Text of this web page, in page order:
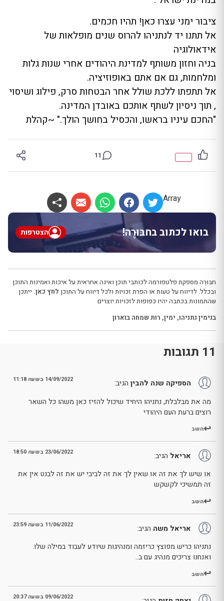
ציבור ימני עצרו כאן! תהיו חכמים.
אל תתנו יד לנתניהו להרוס שנים מופלאות של
אידאולוגיה
בניה וחזון משותף למדינת היהודים אחרי שנות גלות
ומלחמות, גם אם אתם באופוזיציה.
אל תתפתו ללכת שולל אחר הבטחות סרק, פילוג ושיסוי
, תוך ניסיון לשתף אותכם באובדן המדינה.
"החכם עיניו בראשו, והכסיל בחושך הולך." ~קהלת
11
Array
בואו לכתוב בחבּוּרֶה! הצטרפות
חבּוּרֶה מספקת פלטפורמה לכותבי תוכן ואינה אחראית על איכות ואמינות התוכן
ובכלל. לדיווח על טעות או הפרת זכויות ולכל דיווח על התוכן לחץ כאן. ייתכן
שהתמונות בכתבה יהיו כפופות לזכויות יוצרים
בנימין נתניהו, ימין, רות שמחה בוארון
11 תגובות
הספיקה שנה להבין הגיב: 14/09/2022 בשעה 11:18
מה את מבלבלת, נתניהו היחיד שיכול להזיז כאן משהו כל השאר
רוצים ברעת העם היהודי
השב
אריאל הגיב: 23/06/2022 בשעה 18:50
או שיש לך את זה או שאין לך את זה לביבי יש את זה לבנט אין את
זה תמשיכי לקשקש
השב
אריאל משה הגיב: 11/06/2022 בשעה 23:59
נתניהו כריש מפוצץ כריזמה ומנהיגות שיודע לעבוד במילה שלו.
ואנחנו צריכים מנהיג עם ב..
השב
09/06/2022 בשעה 20:37